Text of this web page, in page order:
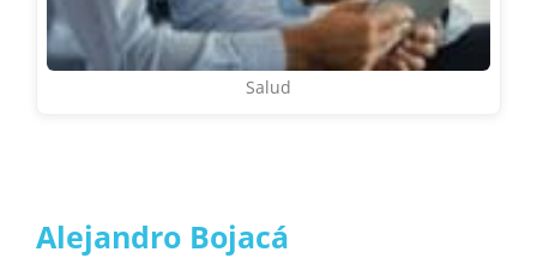
Salud
Alejandro Bojacá